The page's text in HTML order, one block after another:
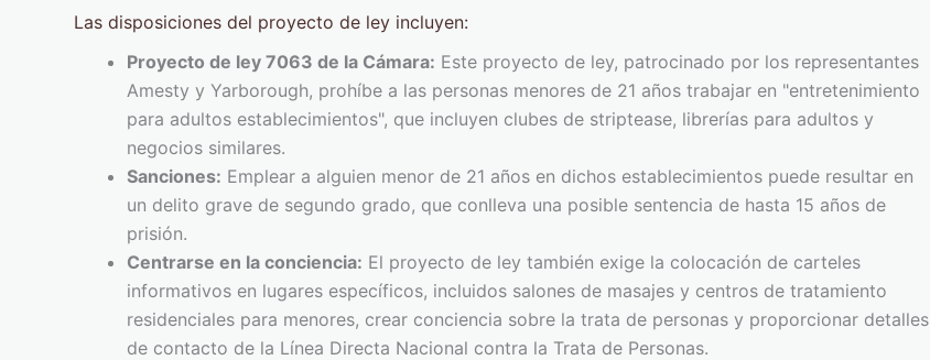
Las disposiciones del proyecto de ley incluyen:
Proyecto de ley 7063 de la Cámara: Este proyecto de ley, patrocinado por los representantes
Amesty y Yarborough, prohíbe a las personas menores de 21 años trabajar en "entretenimiento
para adultos establecimientos", que incluyen clubes de striptease, librerías para adultos y
negocios similares.
Sanciones: Emplear a alguien menor de 21 años en dichos establecimientos puede resultar en
un delito grave de segundo grado, que conlleva una posible sentencia de hasta 15 años de
prisión.
Centrarse en la conciencia: El proyecto de ley también exige la colocación de carteles
informativos en lugares específicos, incluidos salones de masajes y centros de tratamiento
residenciales para menores, crear conciencia sobre la trata de personas y proporcionar detalles
de contacto de la Línea Directa Nacional contra la Trata de Personas.